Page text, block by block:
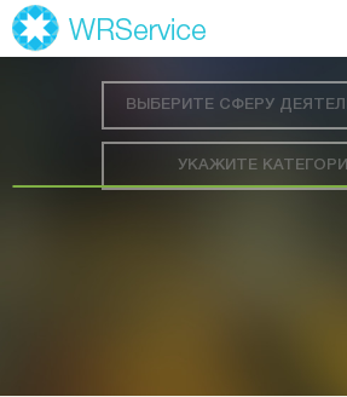
ВЫБЕРИТЕ СФЕРУ
УКАЖИТЕ